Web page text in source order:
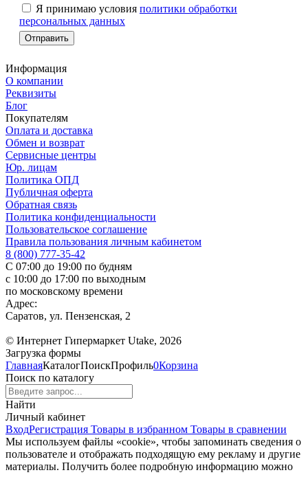
Я принимаю условия политики обработки
персональных данных
Информация
О компании
Реквизиты
Блог
Покупателям
Оплата и доставка
Обмен и возврат
Сервисные центры
Юр. лицам
Политика ОПД
Публичная оферта
Обратная связь
Политика конфиденциальности
Пользовательское соглашение
Правила пользования личным кабинетом
8 (800) 777-35-42
С 07:00 до 19:00 по будням
с 10:00 до 17:00 по выходным
по московскому времени
Адрес:
Саратов, ул. Пензенская, 2
© Интернет Гипермаркет Utake, 2026
Загрузка формы
ГлавнаяКаталогПоискПрофиль0Корзина
Поиск по каталогу
Найти
Личный кабинет
ВходРегистрация Товары в избранном Товары в сравнении
Мы используем файлы «cookie», чтобы запоминать сведения о
пользователе и отображать подходящую ему рекламу и другие
материалы. Получить более подробную информацию можно